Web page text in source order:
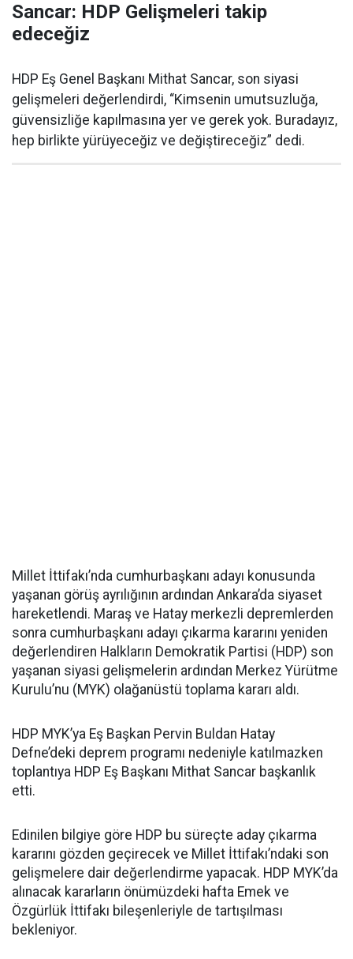
Sancar: HDP Gelişmeleri takip
edeceğiz
HDP Eş Genel Başkanı Mithat Sancar, son siyasi
gelişmeleri değerlendirdi, “Kimsenin umutsuzluğa,
güvensizliğe kapılmasına yer ve gerek yok. Buradayız,
hep birlikte yürüyeceğiz ve değiştireceğiz” dedi.
Millet İttifakı’nda cumhurbaşkanı adayı konusunda
yaşanan görüş ayrılığının ardından Ankara’da siyaset
hareketlendi. Maraş ve Hatay merkezli depremlerden
sonra cumhurbaşkanı adayı çıkarma kararını yeniden
değerlendiren Halkların Demokratik Partisi (HDP) son
yaşanan siyasi gelişmelerin ardından Merkez Yürütme
Kurulu’nu (MYK) olağanüstü toplama kararı aldı.
HDP MYK’ya Eş Başkan Pervin Buldan Hatay
Defne’deki deprem programı nedeniyle katılmazken
toplantıya HDP Eş Başkanı Mithat Sancar başkanlık
etti.
Edinilen bilgiye göre HDP bu süreçte aday çıkarma
kararını gözden geçirecek ve Millet İttifakı’ndaki son
gelişmelere dair değerlendirme yapacak. HDP MYK’da
alınacak kararların önümüzdeki hafta Emek ve
Özgürlük İttifakı bileşenleriyle de tartışılması
bekleniyor.